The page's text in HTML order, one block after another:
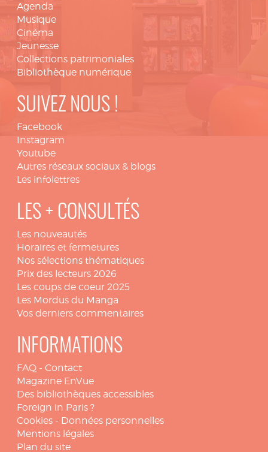
Agenda
Musique
Cinéma
Jeunesse
Collections patrimoniales
Bibliothèque numérique
SUIVEZ NOUS !
Facebook
Instagram
Youtube
Autres réseaux sociaux & blogs
Les infolettres
LES + CONSULTÉS
Les nouveautés
Horaires et fermetures
Nos sélections thématiques
Prix des lecteurs 2026
Les coups de coeur 2025
Les Mordus du Manga
Vos derniers commentaires
INFORMATIONS
FAQ - Contact
Magazine EnVue
Des bibliothèques accessibles
Foreign in Paris ?
Cookies - Données personnelles
Mentions légales
Plan du site